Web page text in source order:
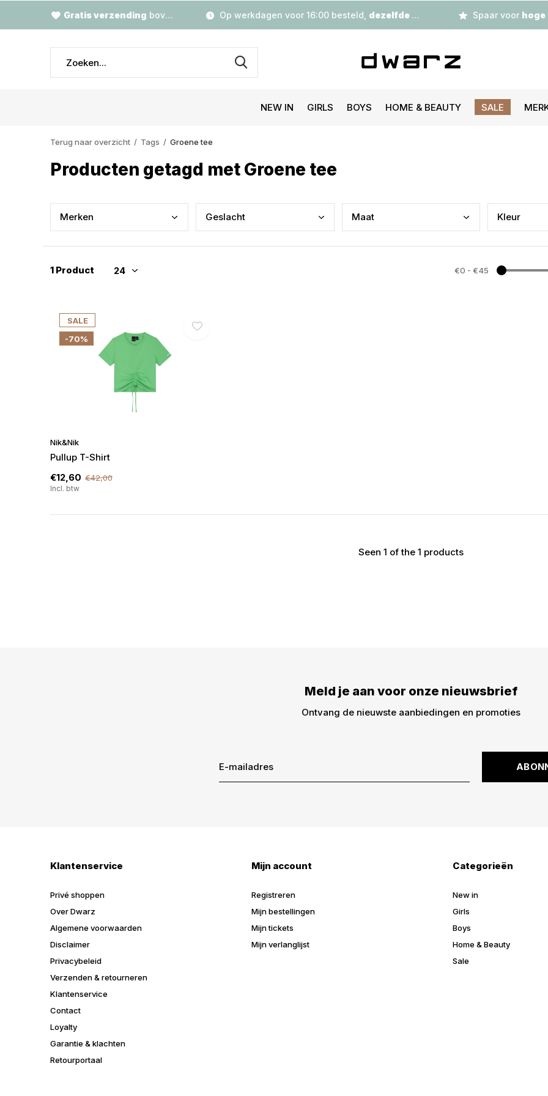
DWARZ!
NEW IN GIRLS BOYS HOME & BEAUTY SALE
Gratis verzending boven €79,- Op werkdagen voor 16:00 besteld, dezelfde dag verzondenSpaar voor hoge korting
Terug naar overzicht Tags Groene tee
Producten getagd met Groene tee
Merken Geslacht Maat Kleur
1 Product €0 - €45
SALE
-70%
Nik&Nik
Pullup T-Shirt
€12,60 €42,00
Incl. btw
Seen 1 of the 1 products
Meld je aan voor onze nieuwsbrief
Ontvang de nieuwste aanbiedingen en promoties
Klantenservice
Privé shoppen
Over Dwarz
Algemene voorwaarden
Disclaimer
Privacybeleid
Verzenden & retourneren
Klantenservice
Contact
Loyalty
Garantie & klachten
Retourportaal
Mijn account
Registreren
Mijn bestellingen
Mijn tickets
Mijn verlanglijst
Categorieën
New in
Girls
Boys
Home & Beauty
Sale